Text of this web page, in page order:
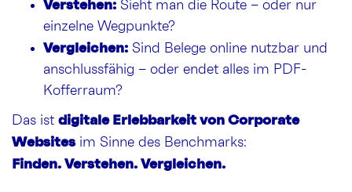
Verstehen: Sieht man die Route – oder nur
einzelne Wegpunkte?
Vergleichen: Sind Belege online nutzbar und
anschlussfähig – oder endet alles im PDF-
Kofferraum?
Das ist digitale Erlebbarkeit von Corporate
Websitesim Sinne des Benchmarks:
Finden. Verstehen. Vergleichen.